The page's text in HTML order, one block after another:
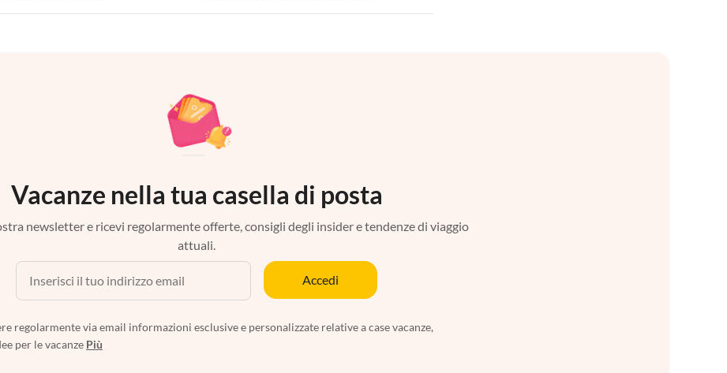
Vacanze nella tua casella di posta
newsletter e ricevi regolarmente offerte, consigli degli insider e tendenze di viaggio
attuali.
Accedi
regolarmente via email informazioni esclusive e personalizzate relative a case vacanze,
per le vacanze Più